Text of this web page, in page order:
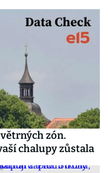
zón.
chalupy zůstala